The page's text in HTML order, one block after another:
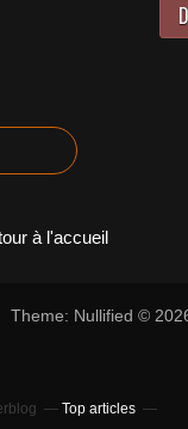
à l'accueil
Theme: Nullified ©
Top articles